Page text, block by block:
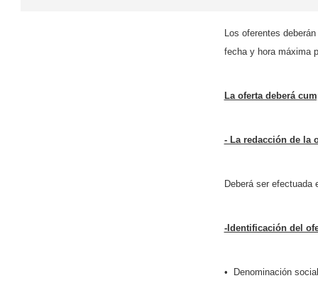
Los oferentes
fecha y hora máxima
La oferta deberá
- La redacción de la
Deberá ser efectuada
-Identificación del
• Denominación